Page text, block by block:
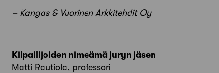
– Kangas & Vuorinen Arkkitehdit Oy
Kilpailijoiden nimeämä juryn jäsen
Matti Rautiola, professori